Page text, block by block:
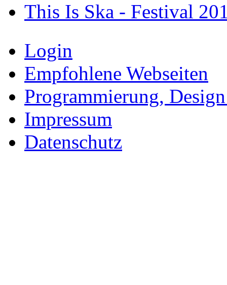
This Is Ska - Festival
Login
Empfohlene Webseiten
Programmierung,
Impressum
Datenschutz